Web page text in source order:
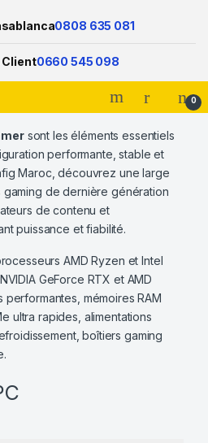
0808 635 081
0660 545 098
0
sont les éléments essentiels
performante, stable et
Maroc, découvrez une large
de dernière génération
de contenu et
puissance et fiabilité.
AMD Ryzen et Intel
GeForce RTX et AMD
performantes, mémoires RAM
ultra rapides, alimentations
boîtiers gaming